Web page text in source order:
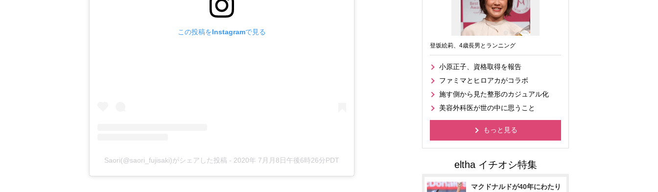
この投稿をInstagramで見る
Saori(@saori_fujisaki)がシェアした投稿 - 2020年 7月月8日午後6時26分PDT
登坂絵莉、4歳長男とランニング
小原正子、資格取得を報告
ファミマとヒロアカがコラボ
施す側から見た整形のカジュアル化
美容外科医が世の中に思うこと
もっと見る
マクドナルドが40年にわたり